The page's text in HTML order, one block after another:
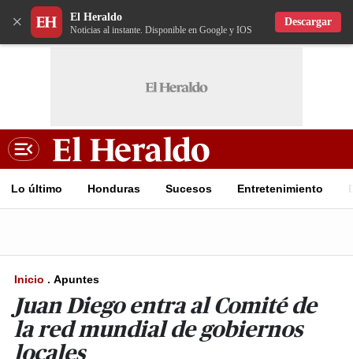
× El Heraldo
Noticias al instante. Disponible en Google y IOS
Descargar
Lo último Honduras Sucesos Entretenimiento
Inicio . Apuntes
Juan Diego entra al Comité de
la red mundial de gobiernos
locales